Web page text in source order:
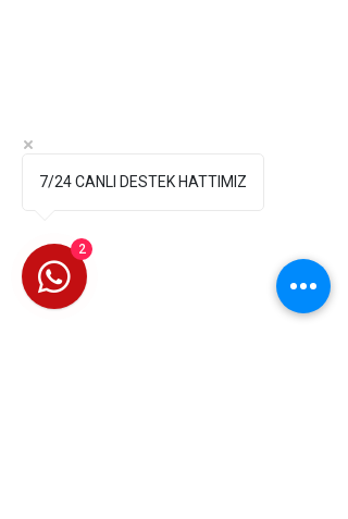
7/24 CANLI DESTEK HATTIMIZ
2